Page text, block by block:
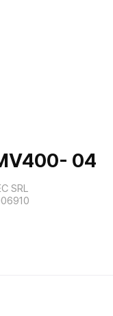
04
SRL